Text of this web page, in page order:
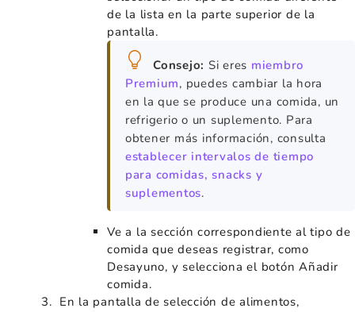
de la lista en la parte superior de la
pantalla.
Consejo: Si eres miembro
Premium, puedes cambiar la hora
en la que se produce una comida, un
refrigerio o un suplemento. Para
obtener más información, consulta
establecer intervalos de tiempo
para comidas, snacks y
suplementos.
Ve a la sección correspondiente al tipo de
comida que deseas registrar, como
Desayuno, y selecciona el botón Añadir
comida.
En la pantalla de selección de alimentos,